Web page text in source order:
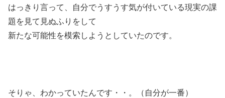
はっきり言って、自分でうすうす気が付いている現実の課
題を見て見ぬふりをして
新たな可能性を模索しようとしていたのです。
そりゃ、わかっていたんです・・。（自分が一番）